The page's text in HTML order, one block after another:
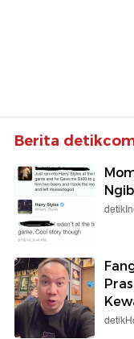
Berita